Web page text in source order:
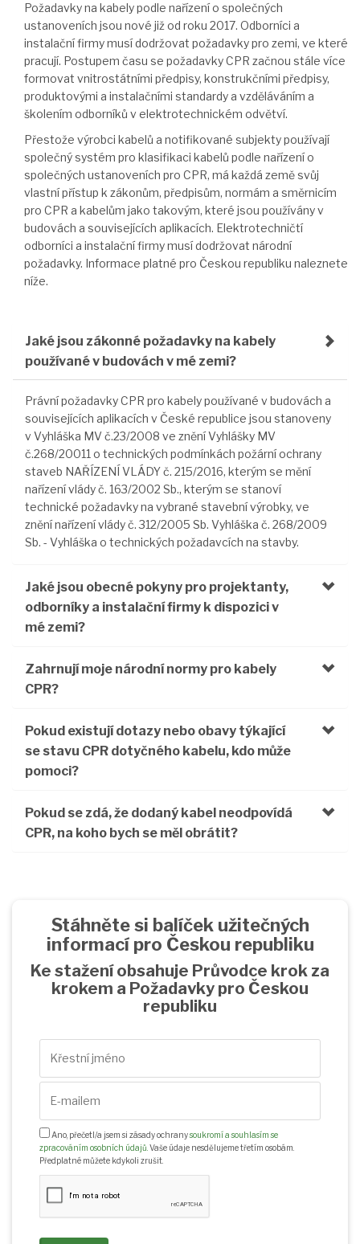
Požadavky na kabely podle nařízení o společných
ustanoveních jsou nové již od roku 2017. Odborníci a
instalační firmy musí dodržovat požadavky pro zemi, ve které
pracují. Postupem času se požadavky CPR začnou stále více
formovat vnitrostátními předpisy, konstrukčními předpisy,
produktovými a instalačními standardy a vzděláváním a
školením odborníků v elektrotechnickém odvětví.
Přestože výrobci kabelů a notifikované subjekty používají
společný systém pro klasifikaci kabelů podle nařízení o
společných ustanoveních pro CPR, má každá země svůj
vlastní přístup k zákonům, předpisům, normám a směrnicím
pro CPR a kabelům jako takovým, které jsou používány v
budovách a souvisejících aplikacích. Elektrotechničtí
odborníci a instalační firmy musí dodržovat národní
požadavky. Informace platné pro Českou republiku naleznete
níže.
Jaké jsou zákonné požadavky na kabely
používané v budovách v mé zemi?
Právní požadavky CPR pro kabely používané v budovách a
souvisejících aplikacích v České republice jsou stanoveny
v Vyhláška MV č.23/2008 ve znění Vyhlášky MV
č.268/20011 o technických podmínkách požární ochrany
staveb NAŘÍZENÍ VLÁDY č. 215/2016, kterým se mění
nařízení vlády č. 163/2002 Sb., kterým se stanoví
technické požadavky na vybrané stavební výrobky, ve
znění nařízení vlády č. 312/2005 Sb. Vyhláška č. 268/2009
Sb. - Vyhláška o technických požadavcích na stavby.
Jaké jsou obecné pokyny pro projektanty,
odborníky a instalační firmy k dispozici v
mé zemi?
Zahrnují moje národní normy pro kabely
CPR?
Pokud existují dotazy nebo obavy týkající
se stavu CPR dotyčného kabelu, kdo může
pomoci?
Pokud se zdá, že dodaný kabel neodpovídá
CPR, na koho bych se měl obrátit?
Stáhněte si balíček užitečných
informací pro Českou republiku
Ke stažení obsahuje Průvodce krok za
krokem a Požadavky pro Českou
republiku
Ano, přečetl/a jsem si zásady ochranysoukromí a souhlasím se
zpracováním osobních údajů. Vaše údaje nesdělujeme třetím osobám.
Předplatné můžete kdykoli zrušit.